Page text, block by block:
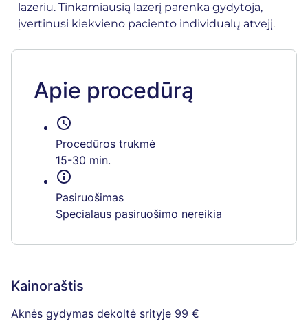
lazeriu. Tinkamiausią lazerį parenka gydytoja,
įvertinusi kiekvieno paciento individualų atvejį.
Apie procedūrą
schedule
Procedūros trukmė
15-30 min.
info
Pasiruošimas
Specialaus pasiruošimo nereikia
Kainoraštis
Aknės gydymas dekoltė srityje 99 €